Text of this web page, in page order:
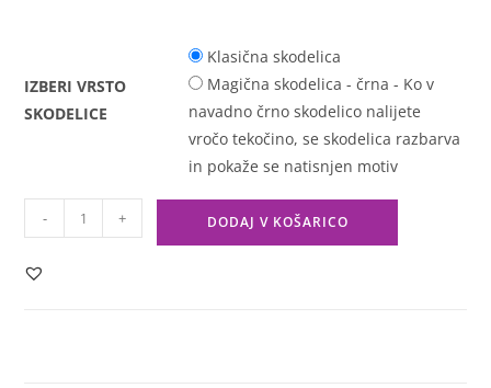
IZBERI VRSTO
SKODELICE
Klasična skodelica
Magična skodelica - črna - Ko v
navadno črno skodelico nalijete
vročo tekočino, se skodelica razbarva
in pokaže se natisnjen motiv
- + DODAJ V KOŠARICO